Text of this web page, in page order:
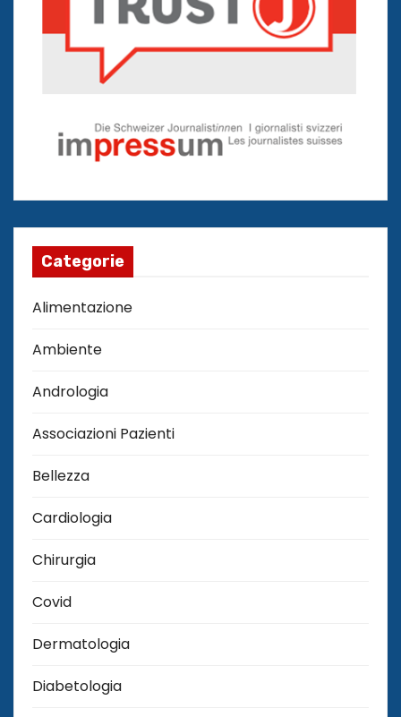
Categorie
Alimentazione
Ambiente
Andrologia
Associazioni Pazienti
Bellezza
Cardiologia
Chirurgia
Covid
Dermatologia
Diabetologia